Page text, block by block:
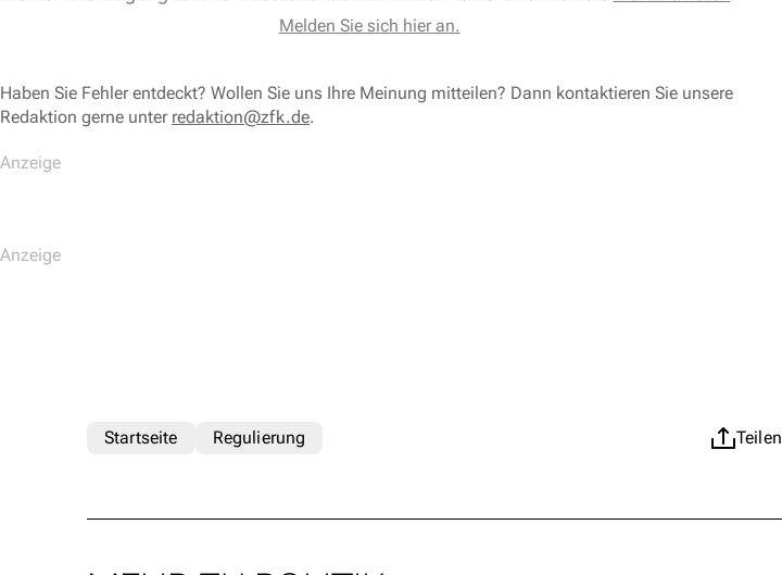
Melden Sie sich hier an.
Haben Sie Fehler entdeckt? Wollen Sie uns Ihre Meinung mitteilen? Dann kontaktieren Sie unsere
Redaktion gerne unter redaktion@zfk.de.
Teilen
Startseite Regulierung